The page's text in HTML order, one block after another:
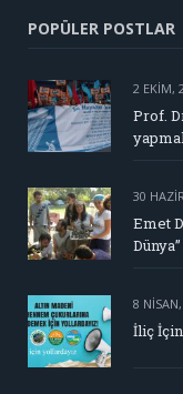
POPÜLER POSTLAR
2 EKIM,
Prof.
30
Emet
Dünya”
8
İliç